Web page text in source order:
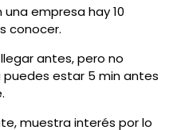
empresa hay 10
conocer.
antes, pero no
puedes estar 5 min antes
muestra interés por lo